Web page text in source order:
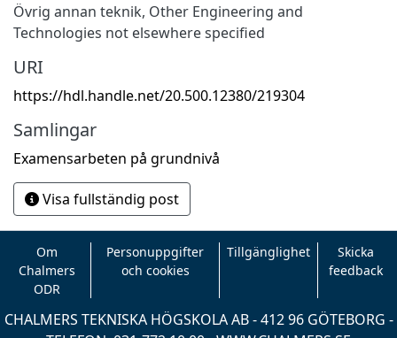
Övrig annan teknik, Other Engineering and
Technologies not elsewhere specified
URI
https://hdl.handle.net/20.500.12380/219304
Samlingar
Examensarbeten på grundnivå
Visa fullständig post
Om
Chalmers
ODR
Personuppgifter
och cookies
Tillgänglighet
Skicka
feedback
CHALMERS TEKNISKA HÖGSKOLA AB - 412 96 GÖTEBORG -